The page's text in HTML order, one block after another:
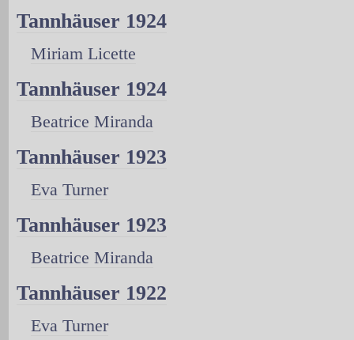
Tannhäuser 1924
Miriam Licette
Tannhäuser 1924
Beatrice Miranda
Tannhäuser 1923
Eva Turner
Tannhäuser 1923
Beatrice Miranda
Tannhäuser 1922
Eva Turner